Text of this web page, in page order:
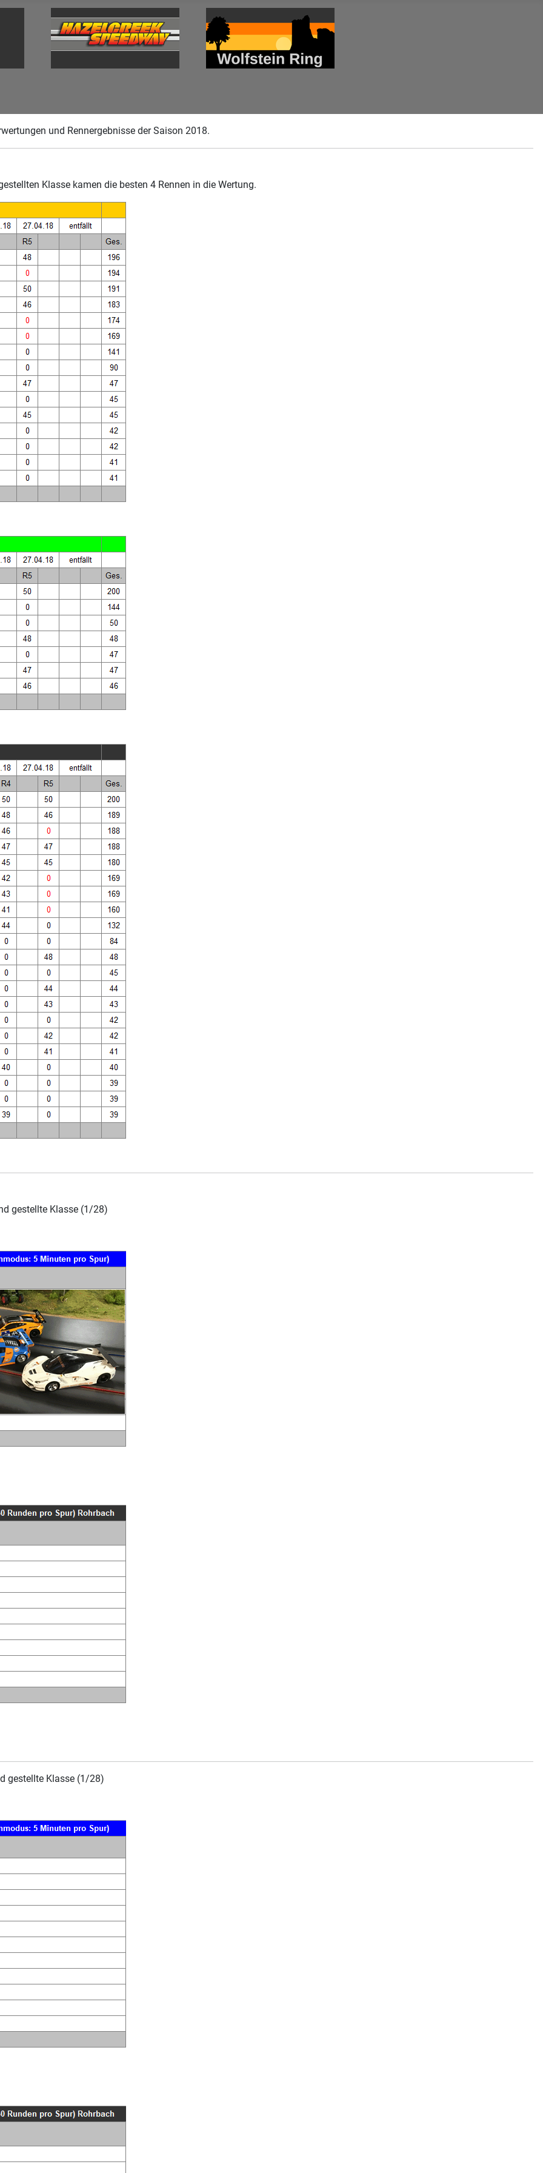
und Rennergebnisse der Saison 2018.
Klasse kamen die besten 4 Rennen in die Wertung.
gestellte Klasse (1/28)
gestellte Klasse (1/28)